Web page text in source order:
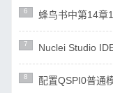
6 蜂鸟书中第14章
7 Nuclei Studio
8 配置QSPI0普通